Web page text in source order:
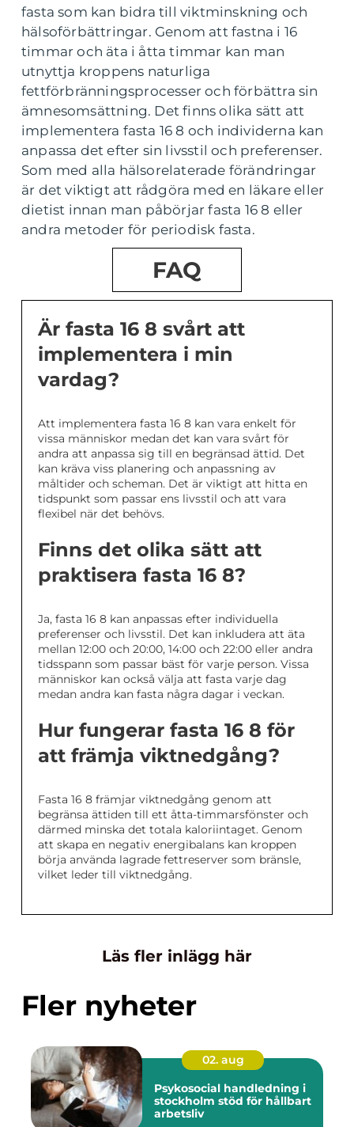
fasta som kan bidra till viktminskning och
hälsoförbättringar. Genom att fastna i 16
timmar och äta i åtta timmar kan man
utnyttja kroppens naturliga
fettförbränningsprocesser och förbättra sin
ämnesomsättning. Det finns olika sätt att
implementera fasta 16 8 och individerna kan
anpassa det efter sin livsstil och preferenser.
Som med alla hälsorelaterade förändringar
är det viktigt att rådgöra med en läkare eller
dietist innan man påbörjar fasta 16 8 eller
andra metoder för periodisk fasta.
FAQ
Är fasta 16 8 svårt att
implementera i min
vardag?
Att implementera fasta 16 8 kan vara enkelt för
vissa människor medan det kan vara svårt för
andra att anpassa sig till en begränsad ättid. Det
kan kräva viss planering och anpassning av
måltider och scheman. Det är viktigt att hitta en
tidspunkt som passar ens livsstil och att vara
flexibel när det behövs.
Finns det olika sätt att
praktisera fasta 16 8?
Ja, fasta 16 8 kan anpassas efter individuella
preferenser och livsstil. Det kan inkludera att äta
mellan 12:00 och 20:00, 14:00 och 22:00 eller andra
tidsspann som passar bäst för varje person. Vissa
människor kan också välja att fasta varje dag
medan andra kan fasta några dagar i veckan.
Hur fungerar fasta 16 8 för
att främja viktnedgång?
Fasta 16 8 främjar viktnedgång genom att
begränsa ättiden till ett åtta-timmarsfönster och
därmed minska det totala kaloriintaget. Genom
att skapa en negativ energibalans kan kroppen
börja använda lagrade fettreserver som bränsle,
vilket leder till viktnedgång.
Läs fler inlägg här
Fler nyheter
02. aug
Psykosocial handledning i
stockholm stöd för hållbart
arbetsliv